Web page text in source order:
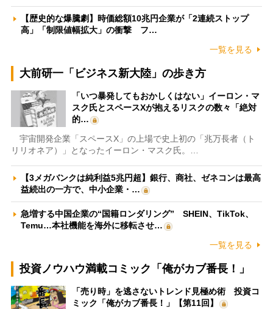
【歴史的な爆騰劇】時価総額10兆円企業が「2連続ストップ
高」「制限値幅拡大」の衝撃 フ…
一覧を見る
大前研一「ビジネス新大陸」の歩き方
「いつ暴発してもおかしくはない」イーロン・マ
スク氏とスペースXが抱えるリスクの数々「絶対
的…
宇宙開発企業「スペースX」の上場で史上初の「兆万長者（ト
リリオネア）」となったイーロン・マスク氏。…
【3メガバンクは純利益5兆円超】銀行、商社、ゼネコンは最高
益続出の一方で、中小企業・…
急増する中国企業の“国籍ロンダリング” SHEIN、TikTok、
Temu…本社機能を海外に移転させ…
一覧を見る
投資ノウハウ満載コミック「俺がカブ番長！」
「売り時」を逃さないトレンド見極め術 投資コ
ミック「俺がカブ番長！」【第11回】